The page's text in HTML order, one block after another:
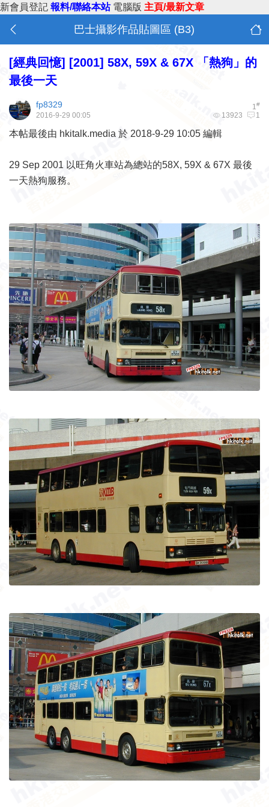
新會員登記 報料/聯絡本站 電腦版 主頁/最新文章
巴士攝影作品貼圖區 (B3)
[經典回憶] [2001] 58X, 59X & 67X 「熱狗」的
最後一天
1#
fp8329
13923 1
2016-9-29 00:05
本帖最後由 hkitalk.media 於 2018-9-29 10:05 編輯
29 Sep 2001 以旺角火車站為總站的58X, 59X & 67X 最後
一天熱狗服務。